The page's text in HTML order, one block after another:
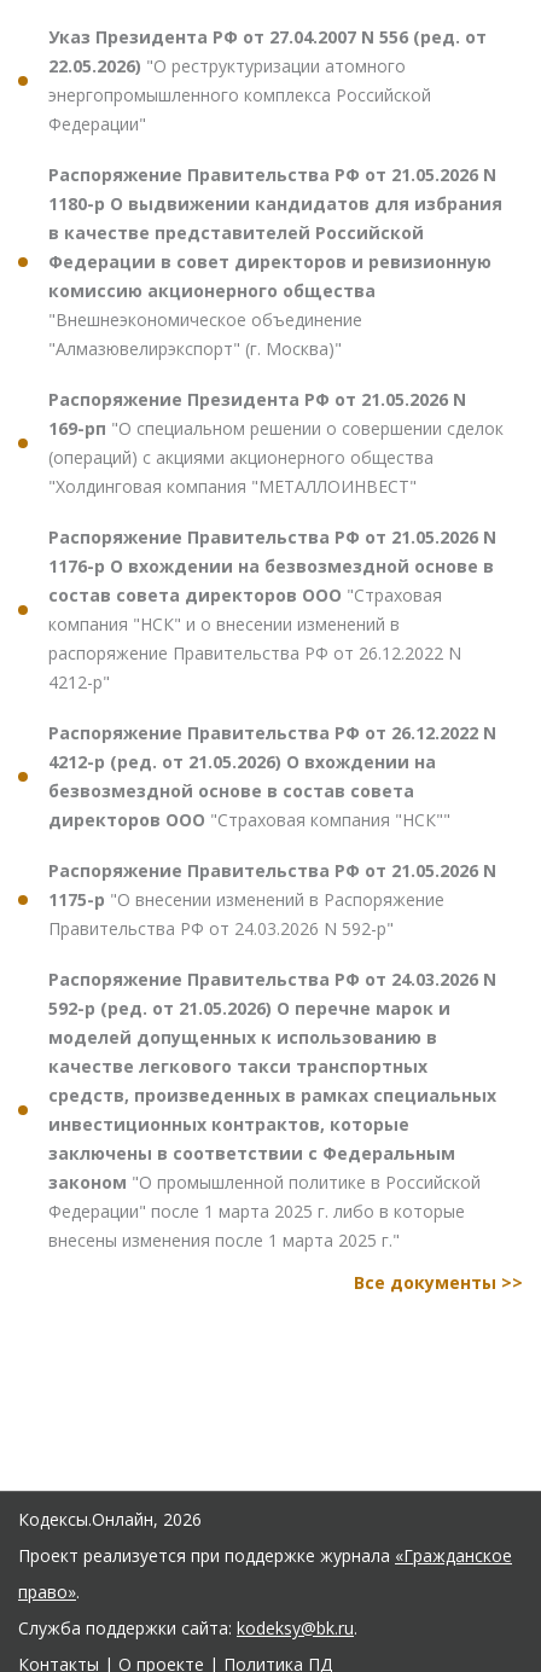
Указ Президента РФ от 27.04.2007 N 556 (ред. от
22.05.2026) "О реструктуризации атомного
энергопромышленного комплекса Российской
Федерации"
Распоряжение Правительства РФ от 21.05.2026 N
1180-р О выдвижении кандидатов для избрания
в качестве представителей Российской
Федерации в совет директоров и ревизионную
комиссию акционерного общества
"Внешнеэкономическое объединение
"Алмазювелирэкспорт" (г. Москва)"
Распоряжение Президента РФ от 21.05.2026 N
169-рп "О специальном решении о совершении сделок
(операций) с акциями акционерного общества
"Холдинговая компания "МЕТАЛЛОИНВЕСТ"
Распоряжение Правительства РФ от 21.05.2026 N
1176-р О вхождении на безвозмездной основе в
состав совета директоров ООО "Страховая
компания "НСК" и о внесении изменений в
распоряжение Правительства РФ от 26.12.2022 N
4212-р"
Распоряжение Правительства РФ от 26.12.2022 N
4212-р (ред. от 21.05.2026) О вхождении на
безвозмездной основе в состав совета
директоров ООО "Страховая компания "НСК""
Распоряжение Правительства РФ от 21.05.2026 N
1175-р "О внесении изменений в Распоряжение
Правительства РФ от 24.03.2026 N 592-р"
Распоряжение Правительства РФ от 24.03.2026 N
592-р (ред. от 21.05.2026) О перечне марок и
моделей допущенных к использованию в
качестве легкового такси транспортных
средств, произведенных в рамках специальных
инвестиционных контрактов, которые
заключены в соответствии с Федеральным
законом "О промышленной политике в Российской
Федерации" после 1 марта 2025 г. либо в которые
внесены изменения после 1 марта 2025 г."
Все документы >>
Кодексы.Онлайн, 2026
Проект реализуется при поддержке журнала «Гражданское
право».
Служба поддержки сайта: kodeksy@bk.ru.
Контакты | О проекте | Политика ПД